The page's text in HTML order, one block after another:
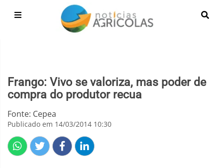
Frango: Vivo se valoriza, mas poder de
compra do produtor recua
Fonte: Cepea
Publicado em 14/03/2014 10:30